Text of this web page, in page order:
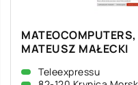
MATEUSZ MAŁECKI
Teleexpressu